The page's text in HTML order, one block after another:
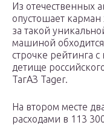
Из отечественных
опустошает карман
за такой
машиной
строчке рейтинга
детище
ТагАЗ Tager.
На втором месте
расходами в 113